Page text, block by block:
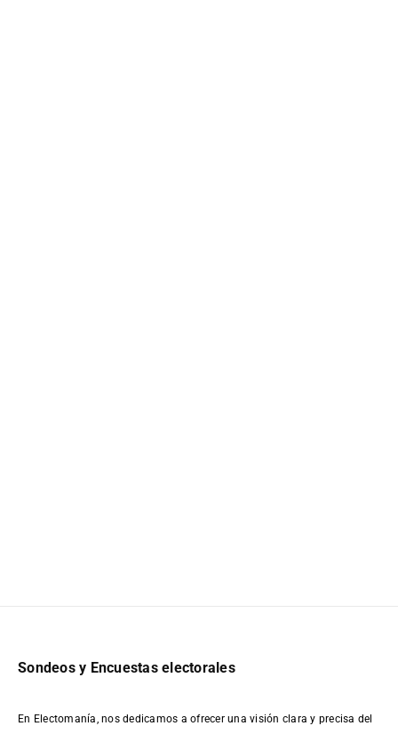
Sondeos y Encuestas electorales
En Electomanía, nos dedicamos a ofrecer una visión clara y precisa del